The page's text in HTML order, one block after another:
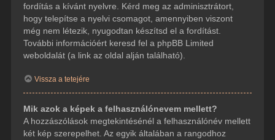
fordítás a kívánt nyelvre. Kérd meg az adminisztrátort,
hogy telepítse a nyelvi csomagot, amennyiben viszont
még nem létezik, nyugodtan készítsd el a fordítást.
További információért keresd fel a phpBB Limited
weboldalát (a link az oldal alján található).
Vissza a tetejére
Mik azok a képek a felhasználónevem mellett?
A hozzászólások megtekintésénél a felhasználónév mellett
két kép szerepelhet. Az egyik általában a rangodhoz